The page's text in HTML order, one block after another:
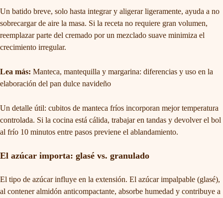
Un batido breve, solo hasta integrar y aligerar ligeramente, ayuda a no
sobrecargar de aire la masa. Si la receta no requiere gran volumen,
reemplazar parte del cremado por un mezclado suave minimiza el
crecimiento irregular.
Lea más: Manteca, mantequilla y margarina: diferencias y uso en la
elaboración del pan dulce navideño
Un detalle útil: cubitos de manteca fríos incorporan mejor temperatura
controlada. Si la cocina está cálida, trabajar en tandas y devolver el bol
al frío 10 minutos entre pasos previene el ablandamiento.
El azúcar importa: glasé vs. granulado
El tipo de azúcar influye en la extensión. El azúcar impalpable (glasé),
al contener almidón anticompactante, absorbe humedad y contribuye a